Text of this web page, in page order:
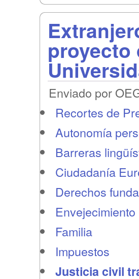
proyecto
Enviado por
Recortes de
Autonomía
Barreras
Ciudadanía
Derechos
Familia
Impuestos
Justicia civil